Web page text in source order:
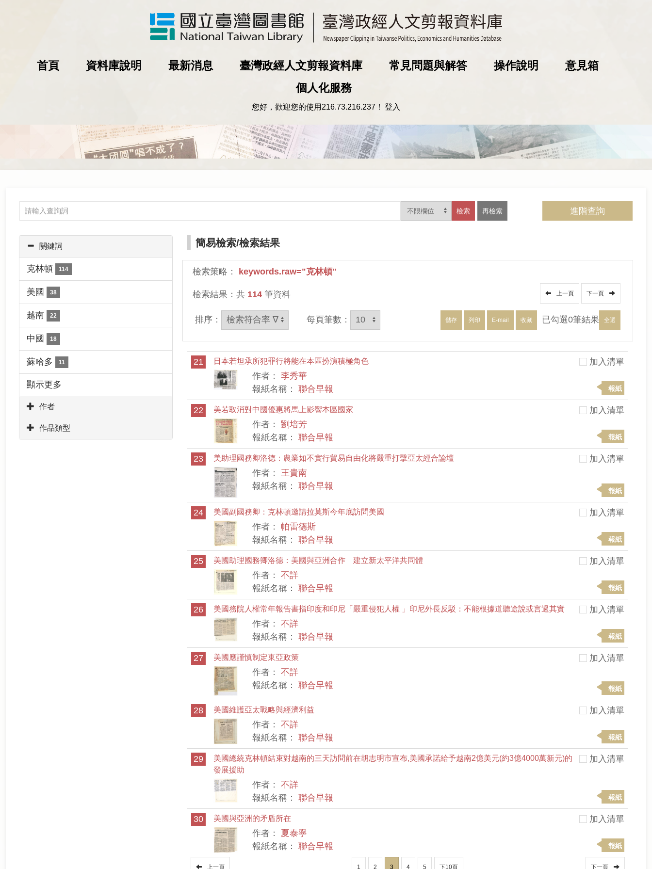
首頁 資料庫說明 最新消息 臺灣政經人文剪報資料庫 常見問題與解答 操作說明
意見箱
個人化服務
您好，歡迎您的使用 216.73.216.237 ！ 登入
檢索 再檢索 進階查詢
簡易檢索/檢索結果
檢索策略： keywords.raw="克林頓"
檢索結果：共 114筆資料 上一頁 下一頁
排序： 每頁筆數： 儲存 列印 E-mail 收藏 已勾選0筆結果 全選
21 日本若坦承所犯罪行將能在本區扮演積極角色
作者：李秀華
報紙名稱：聯合早報
加入清單
報紙
22 美若取消對中國優惠將馬上影響本區國家
作者：劉培芳
報紙名稱：聯合早報
加入清單
報紙
23 美助理國務卿洛德：農業如不實行貿易自由化將嚴重打擊亞太經合論壇
作者：王貴南
報紙名稱：聯合早報
加入清單
報紙
24 美國副國務卿：克林頓邀請拉莫斯今年底訪問美國
作者：帕雷德斯
報紙名稱：聯合早報
加入清單
報紙
25 美國助理國務卿洛德：美國與亞洲合作 建立新太平洋共同體
作者：不詳
報紙名稱：聯合早報
加入清單
報紙
26 美國務院人權常年報告書指印度和印尼「嚴重侵犯人權 」印尼外長反駁：不能根據道聽途說或言過其實
作者：不詳
報紙名稱：聯合早報
加入清單
報紙
27 美國應謹慎制定東亞政策
作者：不詳
報紙名稱：聯合早報
加入清單
報紙
28 美國維護亞太戰略與經濟利益
作者：不詳
報紙名稱：聯合早報
加入清單
報紙
29
美國總統克林頓結束對越南的三天訪問前在胡志明市宣布,美國承諾給予越南2億美元(約3億4000萬新元)的
發展援助
作者：不詳
報紙名稱：聯合早報
加入清單
報紙
30 美國與亞洲的矛盾所在
作者： 夏泰寧
報紙名稱：聯合早報
加入清單
報紙
上一頁 1 2 3 4 5 下10頁 下一頁
關鍵詞
克林頓 114
美國 38
越南 22
中國 18
蘇哈多 11
顯示更多
作者
作品類型